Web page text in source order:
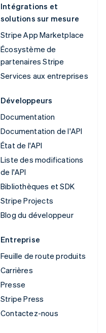
Intégrations et
solutions sur mesure
Stripe App Marketplace
Écosystème de
partenaires Stripe
Services aux entreprises
Développeurs
Documentation
Documentation de l'API
État de l'API
Liste des modifications
de l'API
Bibliothèques et SDK
Stripe Projects
Blog du développeur
Entreprise
Feuille de route produits
Carrières
Presse
Stripe Press
Contactez-nous